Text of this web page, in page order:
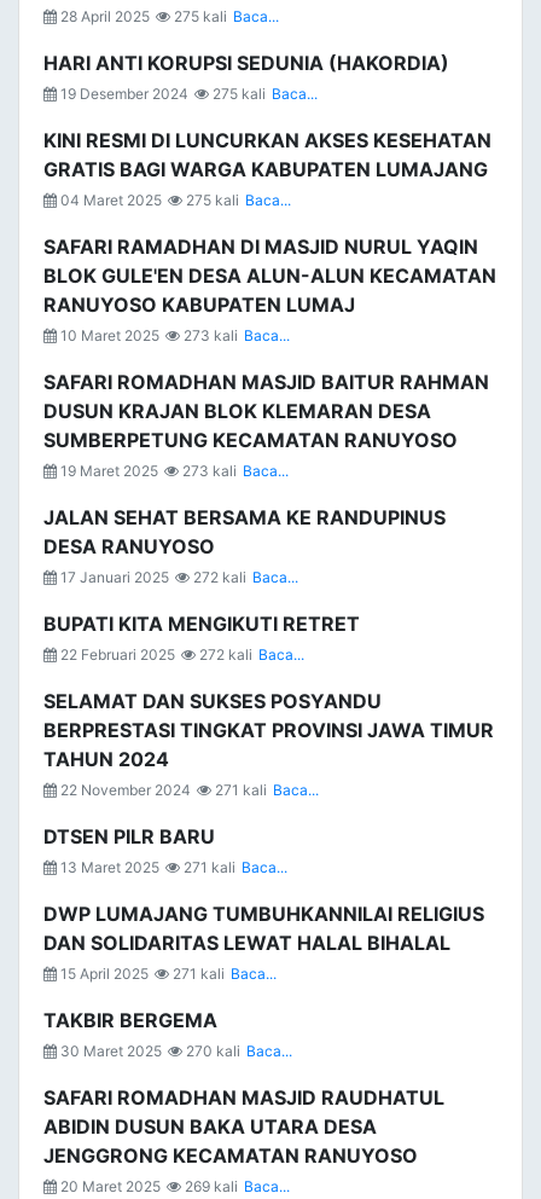
28 April 2025 275 kali Baca...
HARI ANTI KORUPSI SEDUNIA (HAKORDIA)
19 Desember 2024 275 kali Baca...
KINI RESMI DI LUNCURKAN AKSES KESEHATAN
GRATIS BAGI WARGA KABUPATEN LUMAJANG
04 Maret 2025 275 kali Baca...
SAFARI RAMADHAN DI MASJID NURUL YAQIN
BLOK GULE'EN DESA ALUN-ALUN KECAMATAN
RANUYOSO KABUPATEN LUMAJ
10 Maret 2025 273 kali Baca...
SAFARI ROMADHAN MASJID BAITUR RAHMAN
DUSUN KRAJAN BLOK KLEMARAN DESA
SUMBERPETUNG KECAMATAN RANUYOSO
19 Maret 2025 273 kali Baca...
JALAN SEHAT BERSAMA KE RANDUPINUS
DESA RANUYOSO
17 Januari 2025 272 kali Baca...
BUPATI KITA MENGIKUTI RETRET
22 Februari 2025 272 kali Baca...
SELAMAT DAN SUKSES POSYANDU
BERPRESTASI TINGKAT PROVINSI JAWA TIMUR
TAHUN 2024
22 November 2024 271 kali Baca...
DTSEN PILR BARU
13 Maret 2025 271 kali Baca...
DWP LUMAJANG TUMBUHKANNILAI RELIGIUS
DAN SOLIDARITAS LEWAT HALAL BIHALAL
15 April 2025 271 kali Baca...
TAKBIR BERGEMA
30 Maret 2025 270 kali Baca...
SAFARI ROMADHAN MASJID RAUDHATUL
ABIDIN DUSUN BAKA UTARA DESA
JENGGRONG KECAMATAN RANUYOSO
20 Maret 2025 269 kali Baca...